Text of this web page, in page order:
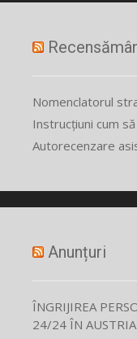
Nomenclatorul
Instrucțiuni cum
Autorecenzare
Anunțuri
ÎNGRIJIREA
24/24 ÎN AUSTRIA